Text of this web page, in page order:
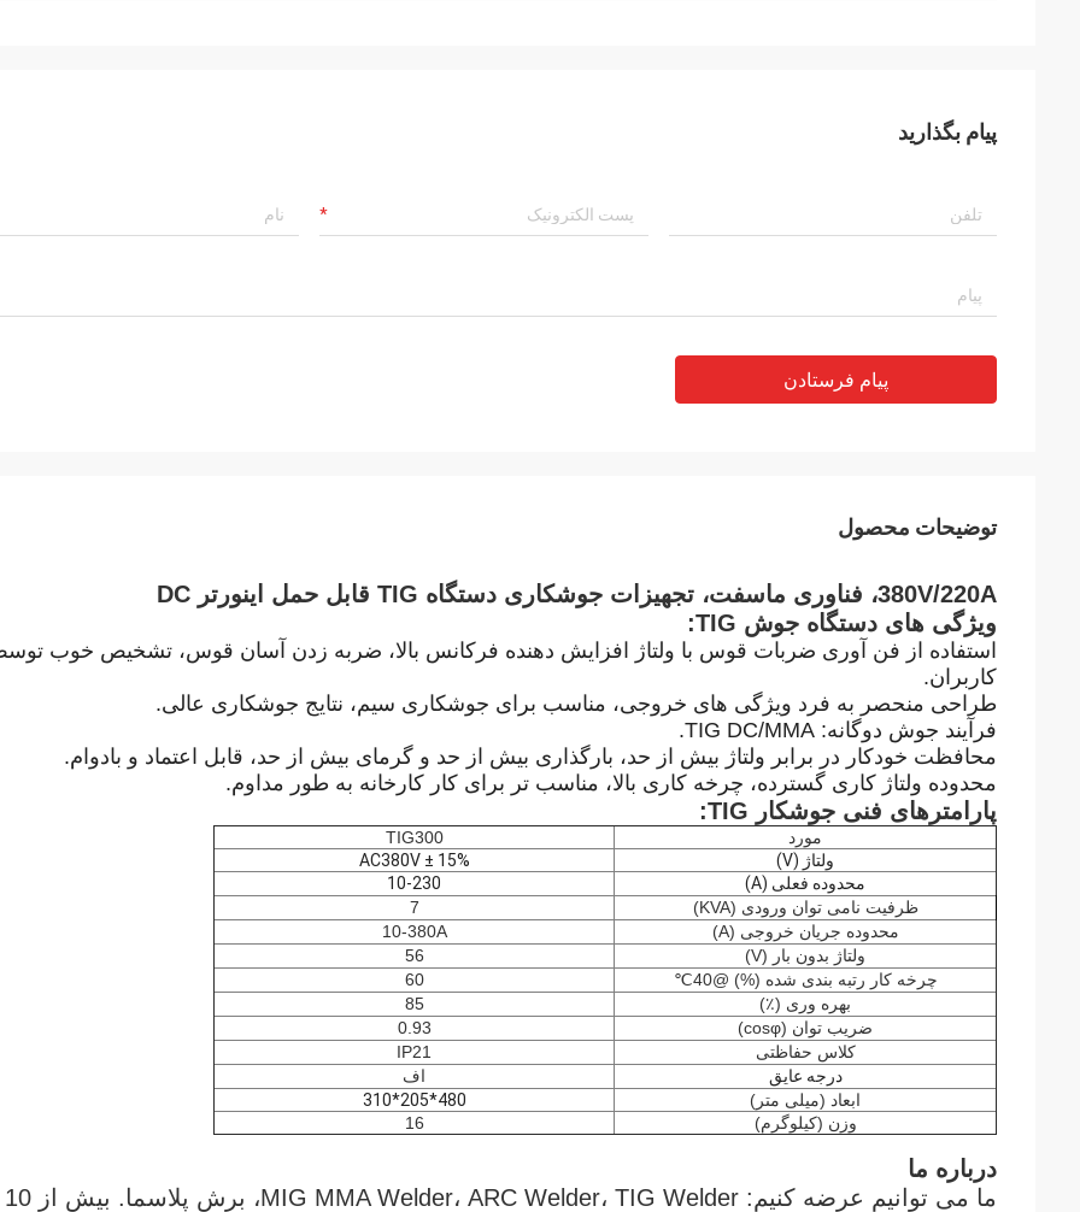
پیام بگذارید
پیام فرستادن
توضیحات محصول
380V/220A، فناوری ماسفت، تجهیزات جوشکاری دستگاه TIG قابل حمل اینورتر DC
ویژگی های دستگاه جوش TIG:
استفاده از فن آوری ضربات قوس با ولتاژ افزایش دهنده فرکانس بالا، ضربه زدن آسان قوس، تشخیص خوب
کاربران.
طراحی منحصر به فرد ویژگی های خروجی، مناسب برای جوشکاری سیم، نتایج جوشکاری عالی.
فرآیند جوش دوگانه: TIG DC/MMA.
محافظت خودکار در برابر ولتاژ بیش از حد، بارگذاری بیش از حد و گرمای بیش از حد، قابل اعتماد و بادوام.
محدوده ولتاژ کاری گسترده، چرخه کاری بالا، مناسب تر برای کار کارخانه به طور مداوم.
پارامترهای فنی جوشکار TIG:
مورد
TIG300
ولتاژ (V)
AC380V ± 15%
محدوده فعلی (A)
10-230
ظرفیت نامی توان ورودی (KVA)
7
محدوده جریان خروجی (A)
10-380A
ولتاژ بدون بار (V)
56
چرخه کار رتبه بندی شده (%) @40
℃
60
بهره وری (٪)
85
ضریب توان (cosφ)
0.93
کلاس حفاظتی
IP21
درجه عایق
اف
ابعاد (میلی متر)
480*205*310
وزن (کیلوگرم)
16
درباره ما
ما می توانیم عرضه کنیم: MIG MMA Welder، ARC Welder، TIG Welder، برش پلاسما. بیش از 10